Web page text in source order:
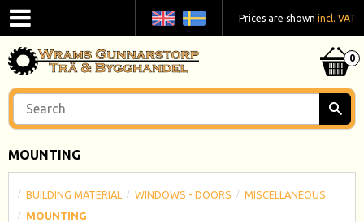
Prices are shown incl. VAT
MOUNTING
BUILDING MATERIAL WINDOWS - DOORS
MISCELLANEOUS
MOUNTING